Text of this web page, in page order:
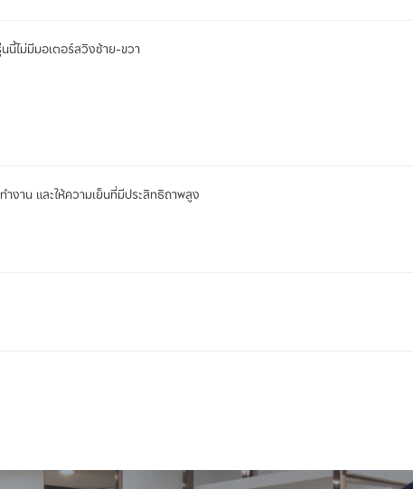
นี้ไม่มีมอเตอร์สวิงซ้าย-ขวา
ำงาน และให้ความเย็นที่มีประสิทธิถาพสูง